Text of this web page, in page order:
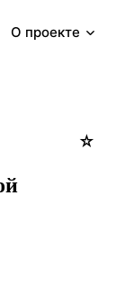
О проекте
☆